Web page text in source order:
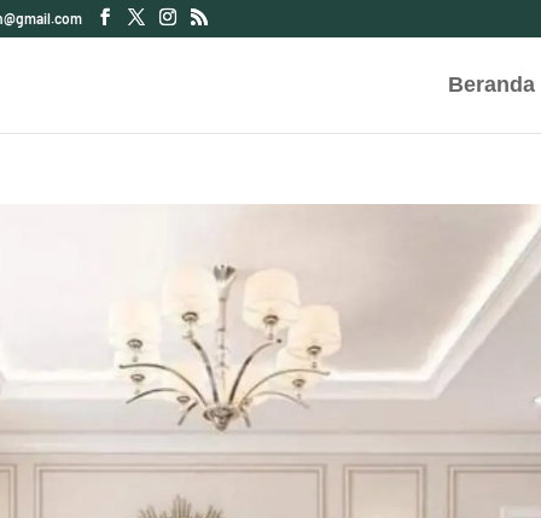
Beranda